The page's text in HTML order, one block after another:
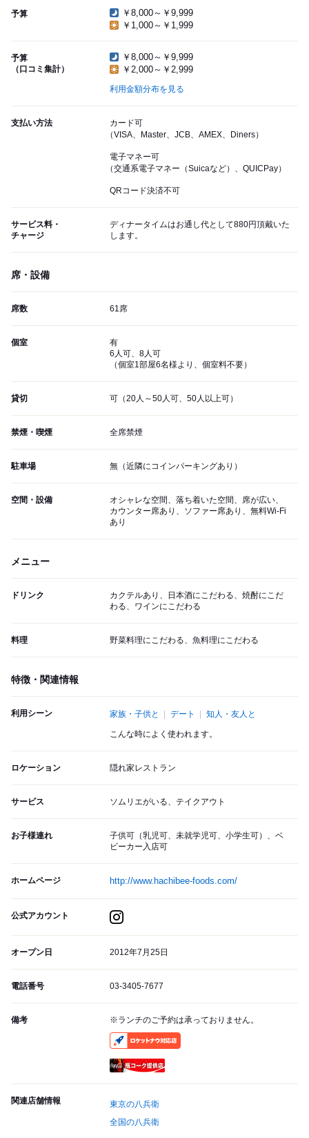
予算
￥8,000～￥9,999
￥1,000～￥1,999
予算
（口コミ集計）
￥8,000～￥9,999
￥2,000～￥2,999
利用金額分布を見る
支払い方法
カード可
（VISA、Master、JCB、AMEX、Diners）
電子マネー可
（交通系電子マネー（Suicaなど）、QUICPay）
QRコード決済不可
サービス料・
チャージ
ディナータイムはお通し代として880円頂戴いた
します。
席・設備
席数 61席
個室
有
6人可、8人可
（個室1部屋6名様より、個室料不要）
貸切 可（20人～50人可、50人以上可）
禁煙・喫煙 全席禁煙
駐車場 無（近隣にコインパーキングあり）
空間・設備
オシャレな空間、落ち着いた空間、席が広い、
カウンター席あり、ソファー席あり、無料Wi-Fi
あり
メニュー
ドリンク
カクテルあり、日本酒にこだわる、焼酎にこだ
わる、ワインにこだわる
料理 野菜料理にこだわる、魚料理にこだわる
特徴・関連情報
利用シーン 家族・子供と デート 知人・友人と
こんな時によく使われます。
ロケーション 隠れ家レストラン
サービス ソムリエがいる、テイクアウト
お子様連れ
子供可（乳児可、未就学児可、小学生可）、ベ
ビーカー入店可
ホームページ http://www.hachibee-foods.com/
公式アカウント
オープン日 2012年7月25日
電話番号 03-3405-7677
備考
※ランチのご予約は承っておりません。
関連店舗情報
東京の八兵衛
全国の八兵衛